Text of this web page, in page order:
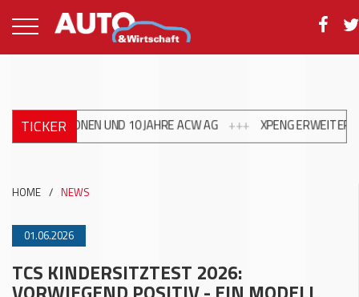
TICKER
UND 10 JAHRE ACW AG +++ XPENG ERWEITERT
HOME / NEWS
01.06.2026
TCS KINDERSITZTEST 2026: